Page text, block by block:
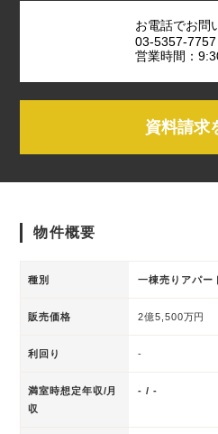
お電話でお問
03-5357-7757
営業時間：
資料請求
物件概要
種別 一棟売りアパー
販売価格 2億5,500万円
利回り -
満室時想定年収/月
収
- / -